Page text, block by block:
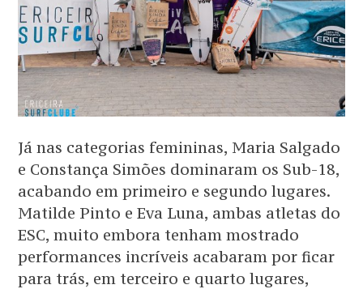
Já nas categorias femininas, Maria Salgado
e Constança Simões dominaram os Sub-18,
acabando em primeiro e segundo lugares.
Matilde Pinto e Eva Luna, ambas atletas do
ESC, muito embora tenham mostrado
performances incríveis acabaram por ficar
para trás, em terceiro e quarto lugares,